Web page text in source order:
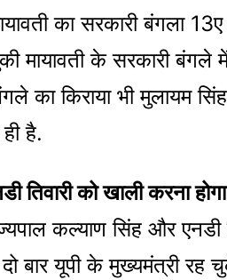
का सरकारी बंगला
मायावती के सरकारी
का किराया भी मुलायम
है.
तिवारी को खाली करना
कल्याण सिंह और एनडी
बार यूपी के मुख्यमंत्री रह